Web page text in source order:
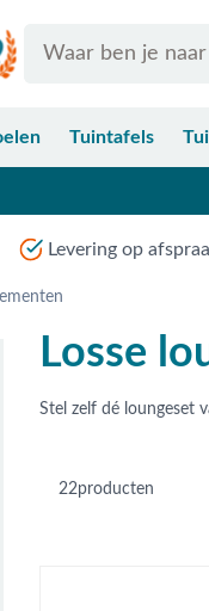
Tuintafels
Levering op
Losse
22producten